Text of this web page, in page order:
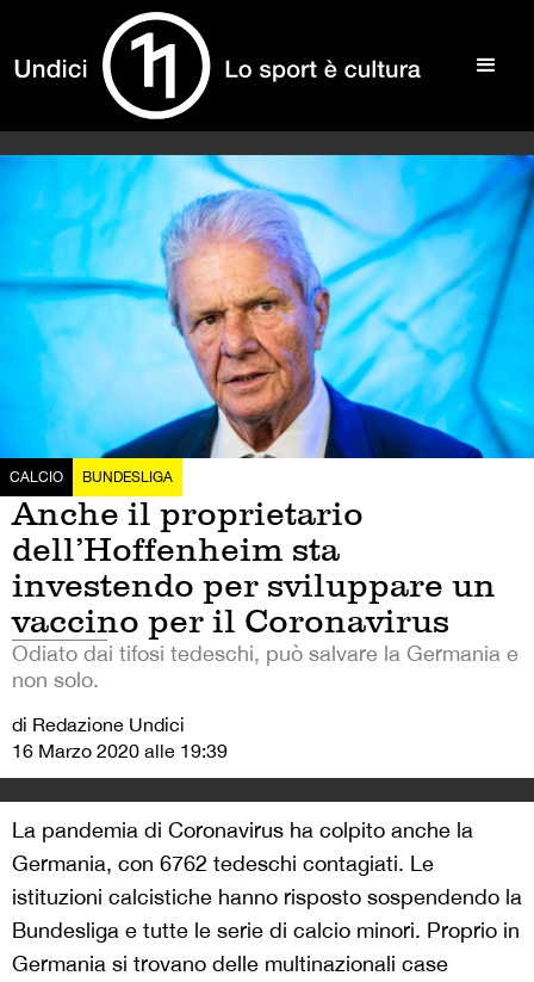
CALCIO BUNDESLIGA
Anche il proprietario
dell’Hoffenheim sta
investendo per sviluppare un
vaccino per il Coronavirus
Odiato dai tifosi tedeschi, può salvare la Germania e
non solo.
di Redazione Undici
16 Marzo 2020 alle 19:39
La pandemia di Coronavirus ha colpito anche la
Germania, con 6762 tedeschi contagiati. Le
istituzioni calcistiche hanno risposto sospendendo la
Bundesliga e tutte le serie di calcio minori. Proprio in
Germania si trovano delle multinazionali case